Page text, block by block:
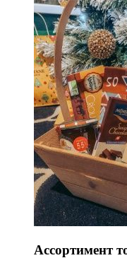
Ассортимент